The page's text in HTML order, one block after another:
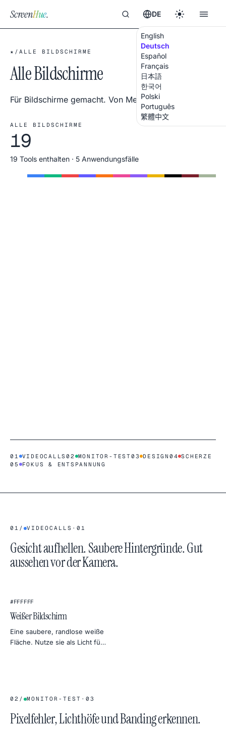
ScreenHue. DE
English
Deutsch
Español
Français
日本語
한국어
Polski
Português
繁體中文
★ / ALLE BILDSCHIRME
Alle Bildschirme
Für Bildschirme gemacht. Von Menschen geliebt.
ALLE BILDSCHIRME
19
19 Tools enthalten · 5 Anwendungsfälle
01 VIDEOCALLS02 MONITOR-TEST03 DESIGN 04 SCHERZE
05
FOKUS & ENTSPANNUNG
01 / VIDEOCALLS · 01
Gesicht aufhellen. Saubere Hintergründe. Gut
aussehen vor der Kamera.
#FFFFFF
Weißer Bildschirm
Eine saubere, randlose weiße
Fläche. Nutze sie als Licht für
deinen Monitor.
02 / MONITOR-TEST · 03
Pixelfehler, Lichthöfe und Banding erkennen.